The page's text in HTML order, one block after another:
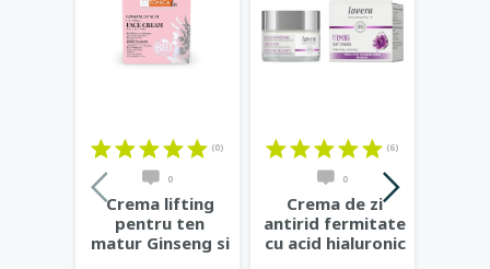
(0)
0
Crema lifting
pentru ten
matur Ginseng si
(6)
0
Crema de zi
antirid fermitate
cu acid hialuronic